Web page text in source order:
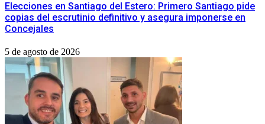
​Elecciones en Santiago del Estero: Primero Santiago pide
copias del escrutinio definitivo y asegura imponerse en
Concejales
5 de agosto de 2026